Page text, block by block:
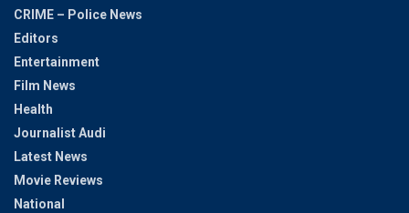
CRIME – Police News
Editors
Entertainment
Film News
Health
Journalist Audi
Latest News
Movie Reviews
National